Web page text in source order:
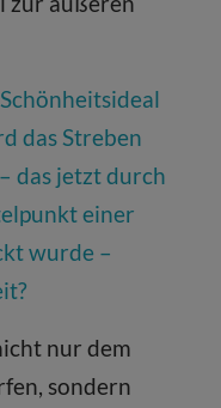
das Streben
das jetzt durch
einer
wurde –
nur dem
sondern